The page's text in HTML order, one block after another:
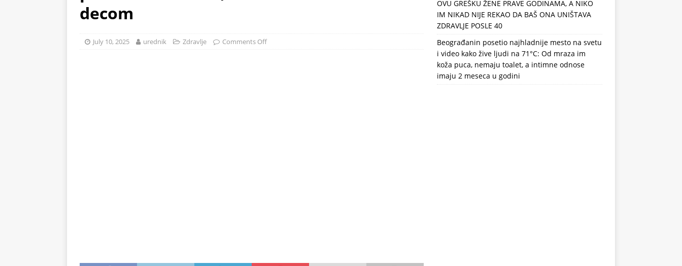
decom
July 10, 2025 urednik Zdravlje Comments Off
OVU GREŠKU ŽENE PRAVE GODINAMA, A NIKO
IM NIKAD NIJE REKAO DA BAŠ ONA UNIŠTAVA
ZDRAVLJE POSLE 40
Beograđanin posetio najhladnije mesto na svetu
i video kako žive ljudi na 71°C: Od mraza im
koža puca, nemaju toalet, a intimne odnose
imaju 2 meseca u godini